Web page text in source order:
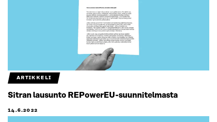
ARTIKKELI
Sitran lausunto REPowerEU-suunnitelmasta
14.6.2022